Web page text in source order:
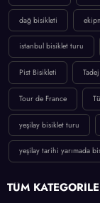
dağ bisikleti
istanbul bisiklet turu
Pist Bisikleti
Tour de France
yeşilay bisiklet turu
yeşilay tarihi yarımada
TÜM